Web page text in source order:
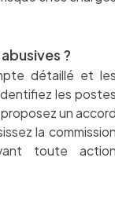
?
détaillé et
les
un
la
toute